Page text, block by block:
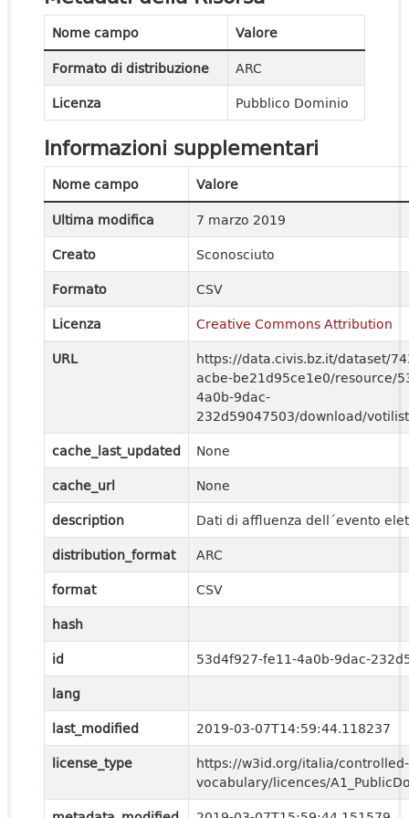
Nome campo
Valore
Formato di distribuzione
ARC
Licenza
Pubblico Dominio
Informazioni supplementari
Nome campo
Valore
Ultima modifica
7 marzo 2019
Creato
Sconosciuto
Formato
CSV
Licenza
Creative Commons Attribution
URL
https://data.civis.bz.it/dataset/
acbe-be21d95ce1e0/resource/
4a0b-9dac-
232d59047503/download/
cache_last_updated
None
cache_url
None
description
Dati di affluenza dell´evento
distribution_format
ARC
format
CSV
hash
id
53d4f927-fe11-4a0b-9dac-
lang
last_modified
2019-03-07T14:59:44.118237
license_type
https://w3id.org/italia/controlled-
vocabulary/licences/